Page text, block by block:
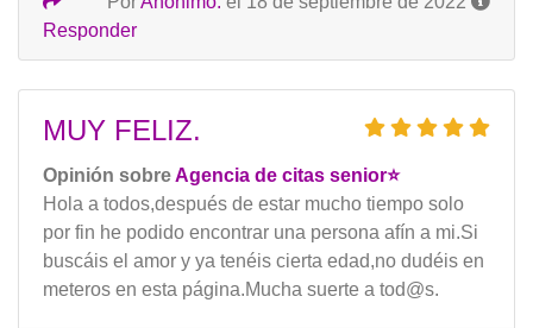
Responder
MUY FELIZ.
Opinión sobreAgencia de citas senior⭐️
Hola a todos,después de estar mucho tiempo solo
por fin he podido encontrar una persona afín a mi.Si
buscáis el amor y ya tenéis cierta edad,no dudéis en
meteros en esta página.Mucha suerte a tod@s.